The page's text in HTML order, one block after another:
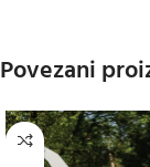
Povezani